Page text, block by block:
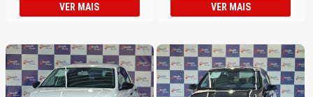
VER MAIS VER MAIS